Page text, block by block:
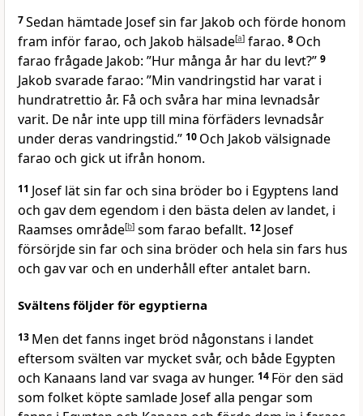
7Sedan hämtade Josef sin far Jakob och förde honom
fram inför farao, och Jakob hälsade[a] farao. 8 Och
farao frågade Jakob: ”Hur många år har du levt?” 9
Jakob svarade farao: ”Min vandringstid har varat i
hundratrettio år. Få och svåra har mina levnadsår
varit. De når inte upp till mina förfäders levnadsår
under deras vandringstid.” 10 Och Jakob välsignade
farao och gick ut ifrån honom.
11 Josef lät sin far och sina bröder bo i Egyptens land
och gav dem egendom i den bästa delen av landet, i
Raamses område[b] som farao befallt. 12 Josef
försörjde sin far och sina bröder och hela sin fars hus
och gav var och en underhåll efter antalet barn.
Svältens följder för egyptierna
13 Men det fanns inget bröd någonstans i landet
eftersom svälten var mycket svår, och både Egypten
och Kanaans land var svaga av hunger. 14 För den säd
som folket köpte samlade Josef alla pengar som